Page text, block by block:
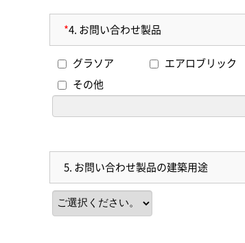
*4. お問い合わせ製品
グラソア エアロブリッ
その他
5. お問い合わせ製品の建築用途